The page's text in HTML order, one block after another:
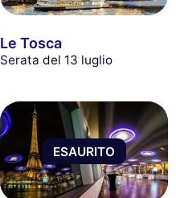
Le Tosca
Serata del 13 luglio
ESAURITO